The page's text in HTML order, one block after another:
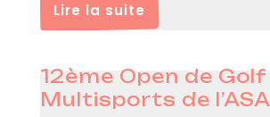
Lire la suite
12ème Open de
Multisports de